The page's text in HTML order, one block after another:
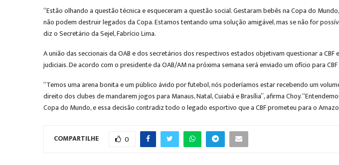
“Estão olhando a questão técnica e esqueceram a questão social. Gestaram bebês na Copa do
não podem destruir legados da Copa. Estamos tentando uma solução amigável, mas se não for
diz o Secretário da Sejel, Fabrício Lima.
A união das seccionais da OAB e dos secretários dos respectivos estados objetivam questionar a
judiciais. De acordo com o presidente da OAB/AM na próxima semana será enviado um ofício para
“Temos uma arena bonita e um público ávido por futebol, nós poderíamos estar recebendo um
direito dos clubes de mandarem jogos para Manaus, Natal, Cuiabá e Brasília”, afirma Choy.
Copa do Mundo, e essa decisão contradiz todo o legado esportivo que a CBF prometeu para o
COMPARTILHE 0